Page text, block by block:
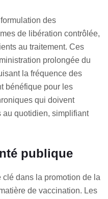
des
de libération contrôlée,
au traitement. Ces
prolongée du
la fréquence des
bénéfique pour les
qui doivent
au quotidien, simplifiant
publique
dans la promotion de la
de vaccination. Les